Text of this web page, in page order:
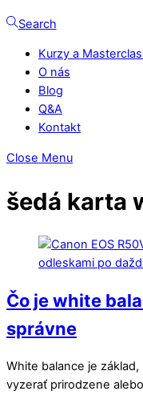
Search
Kurzy a
O nás
Blog
Q&A
Kontakt
Close Menu
šedá karta
Čo je white
správne
White balance je
vyzerať prirodzene